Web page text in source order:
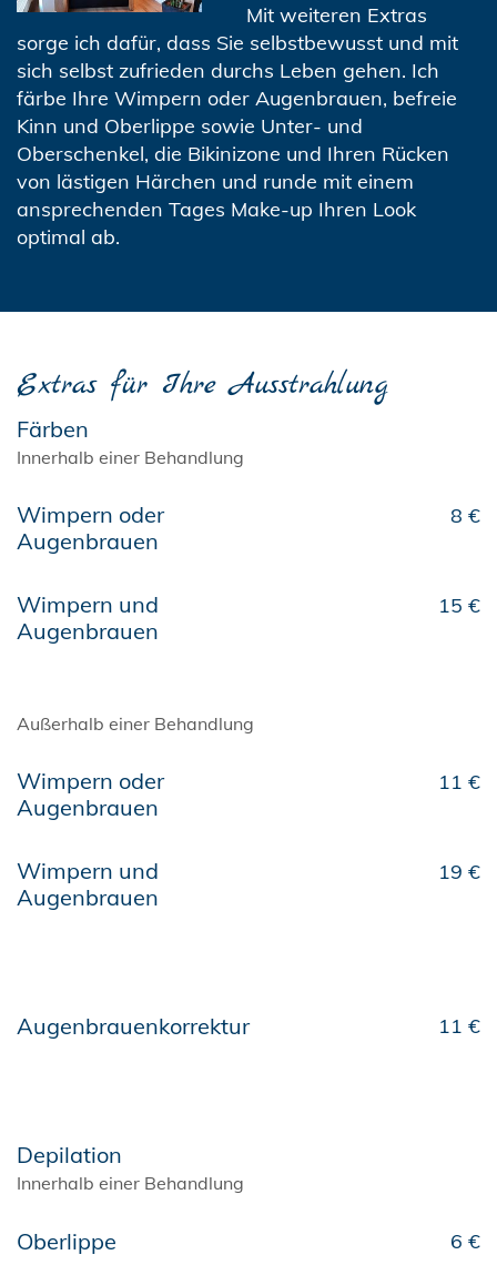
Mit weiteren Extras
sorge ich dafür, dass Sie selbstbewusst und mit
sich selbst zufrieden durchs Leben gehen. Ich
färbe Ihre Wimpern oder Augenbrauen, befreie
Kinn und Oberlippe sowie Unter- und
Oberschenkel, die Bikinizone und Ihren Rücken
von lästigen Härchen und runde mit einem
ansprechenden Tages Make-up Ihren Look
optimal ab.
Extras für Ihre Ausstrahlung
Färben
Innerhalb einer Behandlung
Wimpern oder
Augenbrauen
8 €
Wimpern und
Augenbrauen
15 €
Außerhalb einer Behandlung
Wimpern oder
Augenbrauen
11 €
Wimpern und
Augenbrauen
19 €
Augenbrauenkorrektur 11 €
Depilation
Innerhalb einer Behandlung
Oberlippe 6 €